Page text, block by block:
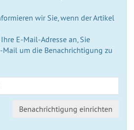
wir Sie, wenn der Artikel
E-Mail-Adresse an, Sie
um die Benachrichtigung zu
Benachrichtigung einrichten